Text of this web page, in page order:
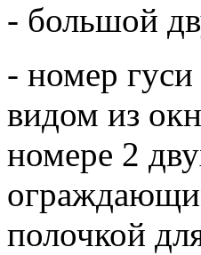
- большой
- номер
видом из
номере 2
полочкой